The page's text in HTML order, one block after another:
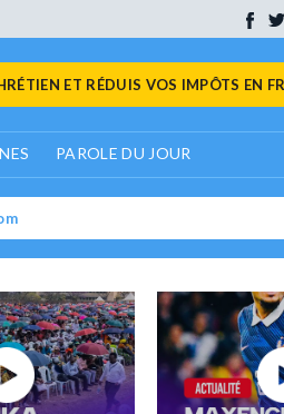
ET RÉDUIS VOS IMPÔTS EN
PAROLE DU JOUR